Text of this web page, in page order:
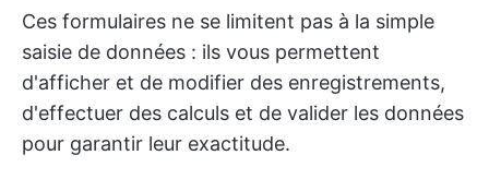
Ces formulaires ne se limitent pas à la simple
saisie de données : ils vous permettent
d'afficher et de modifier des enregistrements,
d'effectuer des calculs et de valider les données
pour garantir leur exactitude.